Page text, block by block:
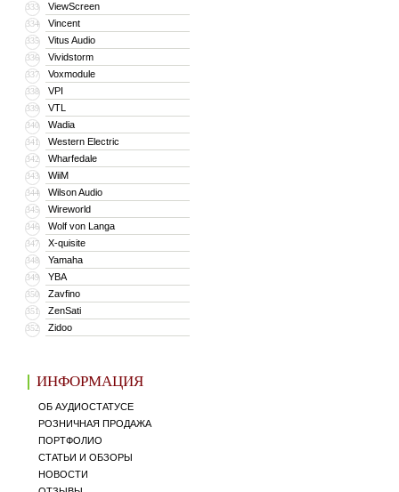
333 ViewScreen
334 Vincent
335 Vitus Audio
336 Vividstorm
337 Voxmodule
338 VPI
339 VTL
340 Wadia
341 Western Electric
342 Wharfedale
343 WiiM
344 Wilson Audio
345 Wireworld
346 Wolf von Langa
347 X-quisite
348 Yamaha
349 YBA
350 Zavfino
351 ZenSati
352 Zidoo
ИНФОРМАЦИЯ
ОБ АУДИОСТАТУСЕ
РОЗНИЧНАЯ ПРОДАЖА
ПОРТФОЛИО
СТАТЬИ И ОБЗОРЫ
НОВОСТИ